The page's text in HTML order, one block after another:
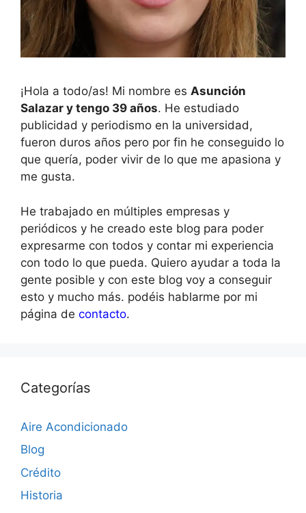
¡Hola a todo/as! Mi nombre es Asunción
Salazar y tengo 39 años. He estudiado
publicidad y periodismo en la universidad,
fueron duros años pero por fin he conseguido lo
que quería, poder vivir de lo que me apasiona y
me gusta.
He trabajado en múltiples empresas y
periódicos y he creado este blog para poder
expresarme con todos y contar mi experiencia
con todo lo que pueda. Quiero ayudar a toda la
gente posible y con este blog voy a conseguir
esto y mucho más. podéis hablarme por mi
página de contacto.
Categorías
Aire Acondicionado
Blog
Crédito
Historia